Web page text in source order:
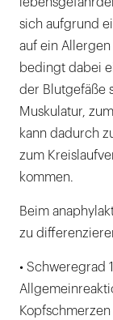
sich aufgrund
auf ein Allergen
bedingt dabei
der Blutgefäße
Muskulatur,
kann dadurch
zum
kommen.
Beim
zu
• Schweregrad